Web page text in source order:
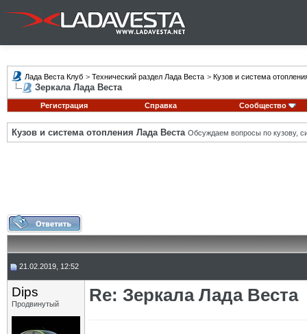
Лада Веста Клуб > Технический раздел Лада Веста > Кузов и система
Зеркала Лада Веста
Регистрация Справка Сообщество
Кузов и система отопления Лада Веста Обсуждаем вопросы по кузову,
21.02.2019, 12:52
Dips
Продвинутый Re: Зеркала Лада Веста